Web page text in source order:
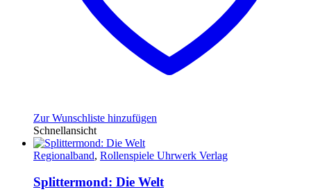
Zur Wunschliste hinzufügen
Schnellansicht
Regionalband, Rollenspiele Uhrwerk Verlag
Splittermond: Die Welt